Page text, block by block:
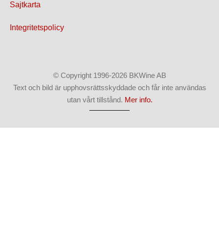
Sajtkarta
Integritetspolicy
© Copyright 1996-2026 BKWine AB
Text och bild är upphovsrättsskyddade och får inte användas
utan vårt tillstånd. Mer info.